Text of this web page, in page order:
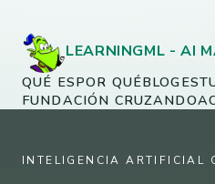
LEARNINGML - AI
QUÉ ESPOR QUÉBLOG
FUNDACIÓN CRUZANDO
INTELIGENCIA ARTIFICIAL